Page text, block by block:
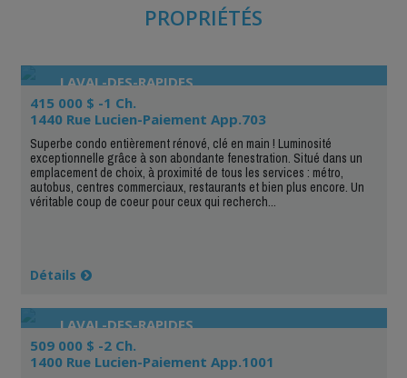
PROPRIÉTÉS
LAVAL-DES-RAPIDES
415 000 $ -1 Ch.
1440 Rue Lucien-Paiement App.703
Superbe condo entièrement rénové, clé en main ! Luminosité
exceptionnelle grâce à son abondante fenestration. Situé dans un
emplacement de choix, à proximité de tous les services : métro,
autobus, centres commerciaux, restaurants et bien plus encore. Un
véritable coup de coeur pour ceux qui recherch...
Détails
LAVAL-DES-RAPIDES
509 000 $ -2 Ch.
1400 Rue Lucien-Paiement App.1001